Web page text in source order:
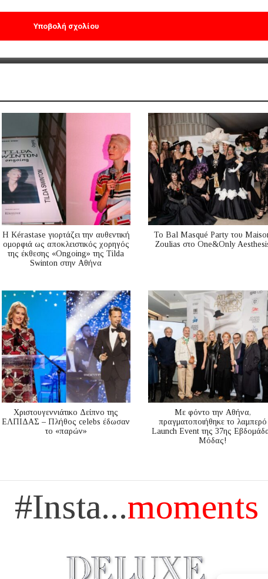
Η Kérastase γιορτάζει την αυθεντική
ομορφιά ως αποκλειστικός χορηγός
της έκθεσης «Ongoing» της Tilda
Swinton στην Αθήνα
Το Bal Masqué Party του
Zoulias στο One&Only
Χριστουγεννιάτικο Δείπνο της
ΕΛΠΙΔΑΣ – Πλήθος celebs έδωσαν
το «παρών»
Με φόντο την Αθήνα,
πραγματοποιήθηκε το λαμπερό
Launch Event της 37ης
Μόδας!
#Insta...moments